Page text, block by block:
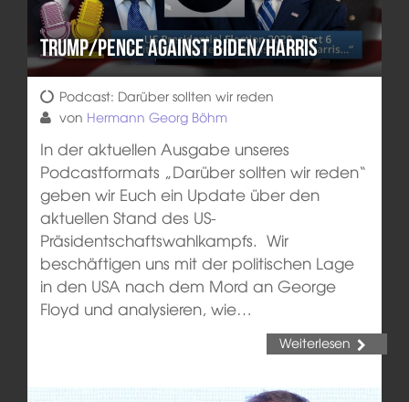
Trump/Pence against Biden/Harris
Podcast: Darüber sollten wir reden
von Hermann Georg Böhm
In der aktuellen Ausgabe unseres
Podcastformats „Darüber sollten wir reden“
geben wir Euch ein Update über den
aktuellen Stand des US-
Präsidentschaftswahlkampfs. Wir
beschäftigen uns mit der politischen Lage
in den USA nach dem Mord an George
Floyd und analysieren, wie…
Weiterlesen